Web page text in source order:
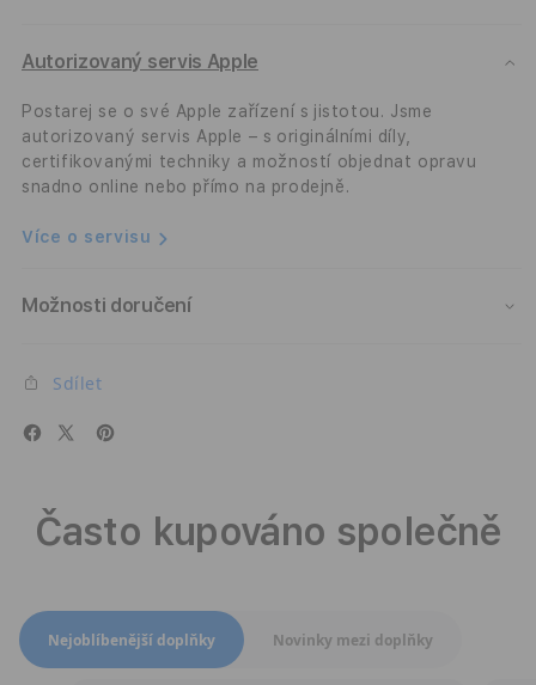
Case
tmavě
šedý
Case
Autorizovaný servis Apple
Postarej se o své Apple zařízení s jistotou. Jsme
autorizovaný servis Apple – s originálními díly,
certifikovanými techniky a možností objednat opravu
snadno online nebo přímo na prodejně.
Více o servisu
Možnosti doručení
Sdílet
Často kupováno společně
Přepnout zobrazení produktů
Nejoblíbenější doplňky Novinky mezi doplňky